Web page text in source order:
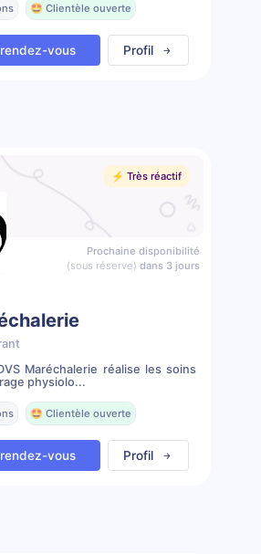
🤩 Clientèle ouverte
vous Profil
⚡️ Très réactif
Prochaine disponibilité
(sous réserve) dans 3 jours
Maréchalerie réalise les soins
physiolo...
🤩 Clientèle ouverte
vous Profil